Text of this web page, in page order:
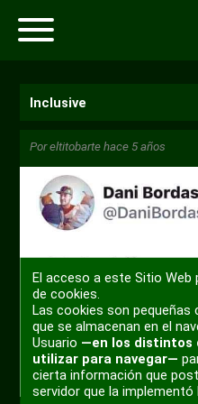
Inclusive
Poreltitobarte hace 5 años
El acceso a este Sitio Web
de cookies.
Las cookies son
que se almacenan en el
Usuario —en los distintos
utilizar para navegar—
cierta información que
servidor que la implementó